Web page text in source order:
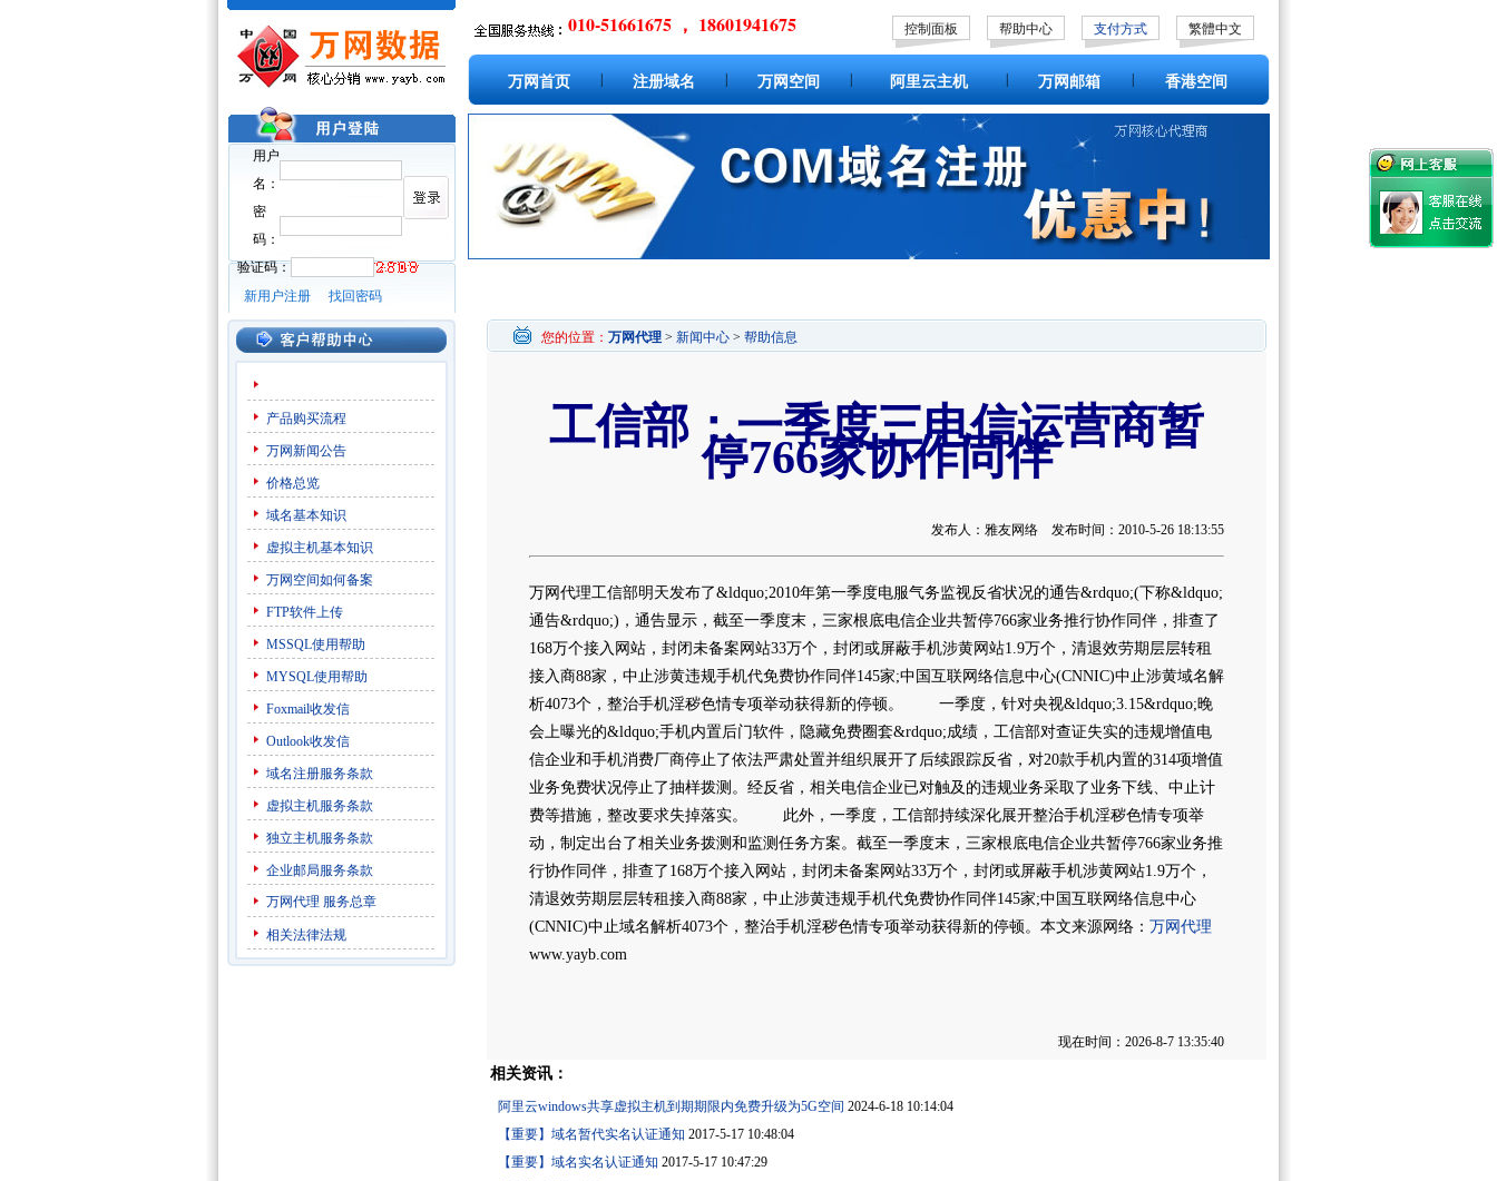
用户
名：
密
码：
验证码：
新用户注册
找回密码
010-51661675 ， 18601941675 控制面板 帮助中心 支付方式 繁體中文
万网首页 注册域名 万网空间 阿里云主机 万网邮箱 香港空间
产品购买流程
万网新闻公告
价格总览
域名基本知识
虚拟主机基本知识
万网空间如何备案
FTP软件上传
MSSQL使用帮助
MYSQL使用帮助
Foxmail收发信
Outlook收发信
域名注册服务条款
虚拟主机服务条款
独立主机服务条款
企业邮局服务条款
万网代理 服务总章
相关法律法规
您的位置： 万网代理 > 新闻中心 > 帮助信息
工信部：一季度三电信运营商暂
停766家协作同伴
发布人：雅友网络 发布时间：2010-5-26 18:13:55
万网代理工信部明天发布了&ldquo;2010年第一季度电服气务监视反省状况的通告&rdquo;(下称&ldquo;
通告&rdquo;)，通告显示，截至一季度末，三家根底电信企业共暂停766家业务推行协作同伴，排查了
168万个接入网站，封闭未备案网站33万个，封闭或屏蔽手机涉黄网站1.9万个，清退效劳期层层转租
接入商88家，中止涉黄违规手机代免费协作同伴145家;中国互联网络信息中心(CNNIC)中止涉黄域名解
析4073个，整治手机淫秽色情专项举动获得新的停顿。 一季度，针对央视&ldquo;3.15&rdquo;晚
会上曝光的&ldquo;手机内置后门软件，隐藏免费圈套&rdquo;成绩，工信部对查证失实的违规增值电
信企业和手机消费厂商停止了依法严肃处置并组织展开了后续跟踪反省，对20款手机内置的314项增值
业务免费状况停止了抽样拨测。经反省，相关电信企业已对触及的违规业务采取了业务下线、中止计
费等措施，整改要求失掉落实。 此外，一季度，工信部持续深化展开整治手机淫秽色情专项举
动，制定出台了相关业务拨测和监测任务方案。截至一季度末，三家根底电信企业共暂停766家业务推
行协作同伴，排查了168万个接入网站，封闭未备案网站33万个，封闭或屏蔽手机涉黄网站1.9万个，
清退效劳期层层转租接入商88家，中止涉黄违规手机代免费协作同伴145家;中国互联网络信息中心
(CNNIC)中止域名解析4073个，整治手机淫秽色情专项举动获得新的停顿。本文来源网络： 万网代理
www.yayb.com
现在时间：2026-8-7 13:35:40
相关资讯：
阿里云windows共享虚拟主机到期期限内免费升级为5G空间 2024-6-18 10:14:04
【重要】域名暂代实名认证通知 2017-5-17 10:48:04
【重要】域名实名认证通知 2017-5-17 10:47:29